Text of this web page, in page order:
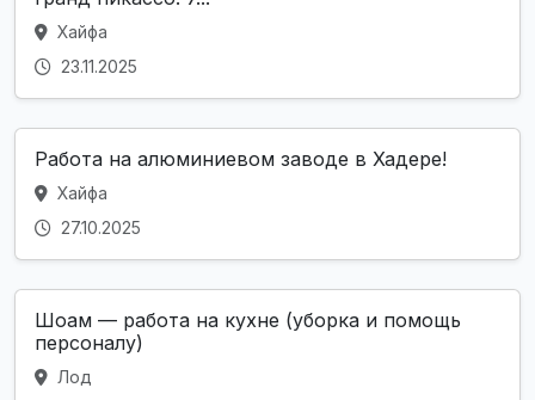
Хайфа
23.11.2025
Работа на алюминиевом заводе в Хадере!
Хайфа
27.10.2025
Шоам — работа на кухне (уборка и помощь
персоналу)
Лод